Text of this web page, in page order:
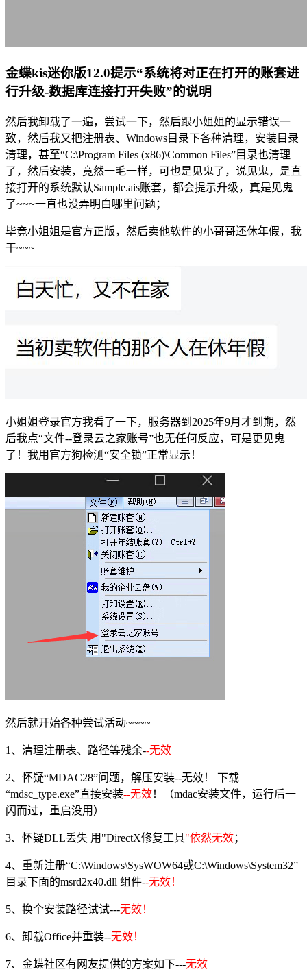
金蝶kis迷你版12.0提示“系统将对正在打开的账套进
行升级-数据库连接打开失败”的说明
然后我卸载了一遍，尝试一下，然后跟小姐姐的显示错误一
致，然后我又把注册表、Windows目录下各种清理，安装目录
清理，甚至“C:\Program Files (x86)\Common Files”目录也清理
了，然后安装，竟然一毛一样，可也是见鬼了，说见鬼，是直
接打开的系统默认Sample.ais账套，都会提示升级，真是见鬼
了~~~一直也没弄明白哪里问题；
毕竟小姐姐是官方正版，然后卖他软件的小哥哥还休年假，我
干~~~
小姐姐登录官方我看了一下，服务器到2025年9月才到期，然
后我点“文件--登录云之家账号”也无任何反应，可是更见鬼
了！我用官方狗检测“安全锁”正常显示！
然后就开始各种尝试活动~~~~
1、清理注册表、路径等残余--无效
2、怀疑“MDAC28”问题，解压安装--无效！ 下载
“mdsc_type.exe”直接安装--无效！（mdac安装文件，运行后一
闪而过，重启没用）
3、怀疑DLL丢失 用"DirectX修复工具"依然无效；
4、重新注册“C:\Windows\SysWOW64或C:\Windows\System32”
目录下面的msrd2x40.dll 组件--无效！
5、换个安装路径试试---无效！
6、卸载Office并重装--无效！
7、金蝶社区有网友提供的方案如下---无效